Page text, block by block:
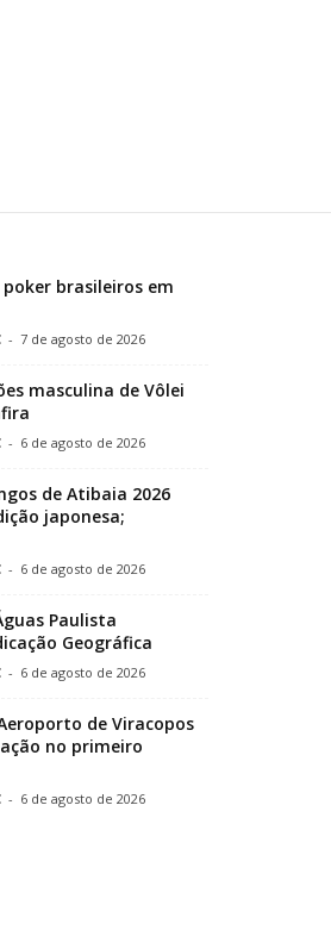
brasileiros em
- 7 de agosto de 2026
masculina de Vôlei
- 6 de agosto de 2026
de Atibaia 2026
japonesa;
- 6 de agosto de 2026
Paulista
Geográfica
- 6 de agosto de 2026
de Viracopos
no primeiro
- 6 de agosto de 2026